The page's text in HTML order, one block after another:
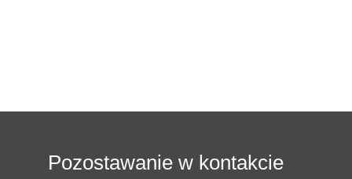
Pozostawanie w kontakcie